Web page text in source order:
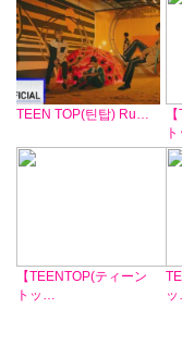
TEEN TOP(틴탑) Ru…
【TEENTOP(ティーン
トッ…